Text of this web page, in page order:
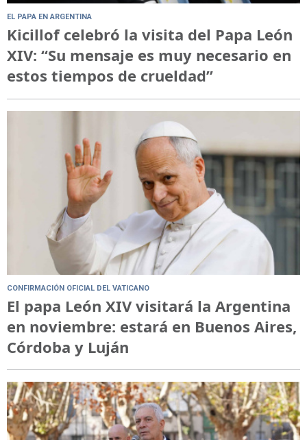
EL PAPA EN ARGENTINA
Kicillof celebró la visita del Papa León
XIV: “Su mensaje es muy necesario en
estos tiempos de crueldad”
CONFIRMACIÓN OFICIAL DEL VATICANO
El papa León XIV visitará la Argentina
en noviembre: estará en Buenos Aires,
Córdoba y Luján